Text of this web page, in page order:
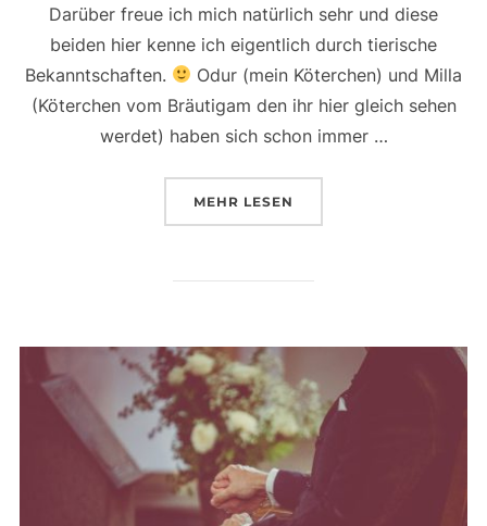
Darüber freue ich mich natürlich sehr und diese
beiden hier kenne ich eigentlich durch tierische
Bekanntschaften.
Odur (mein Köterchen) und Milla
(Köterchen vom Bräutigam den ihr hier gleich sehen
werdet) haben sich schon immer …
MEHR ÜBER „EINE HOCHZEIT AUF
LESEN